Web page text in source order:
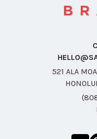
521 ALA